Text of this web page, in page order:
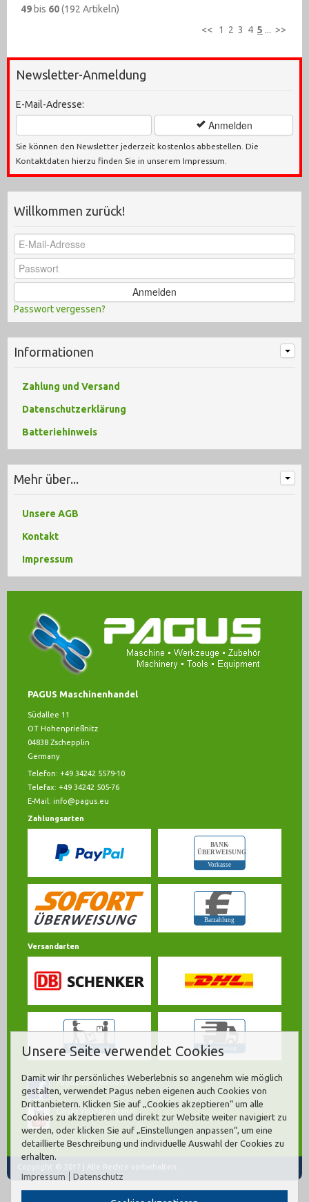
49 bis 60(192 Artikeln)
<<
1 2 3 4 5 ... >>
Newsletter-Anmeldung
E-Mail-Adresse:
Anmelden
Sie können den Newsletter jederzeit kostenlos abbestellen. Die
Kontaktdaten hierzu finden Sie in unserem Impressum.
Willkommen zurück!
Anmelden
Passwort vergessen?
Informationen
Zahlung und Versand
Datenschutzerklärung
Batteriehinweis
Mehr über...
Unsere AGB
Kontakt
Impressum
PAGUS Maschinenhandel
Südallee 11
OT Hohenprießnitz
04838 Zschepplin
Germany
Telefon: +49 34242 5579-10
Telefax: +49 34242 505-76
E-Mail: info@pagus.eu
Zahlungsarten
Versandarten
Pagus auf Facebook
Unser YouTube Kanal
Unsere Seite verwendet Cookies
Damit wir Ihr persönliches Weberlebnis so angenehm wie möglich
gestalten, verwendet Pagus neben eigenen auch Cookies von
Drittanbietern. Klicken Sie auf „Cookies akzeptieren“ um alle
Cookies zu akzeptieren und direkt zur Website weiter navigiert zu
werden, oder klicken Sie auf „Einstellungen anpassen“, um eine
detaillierte Beschreibung und individuelle Auswahl der Cookies zu
erhalten.
Impressum Datenschutz